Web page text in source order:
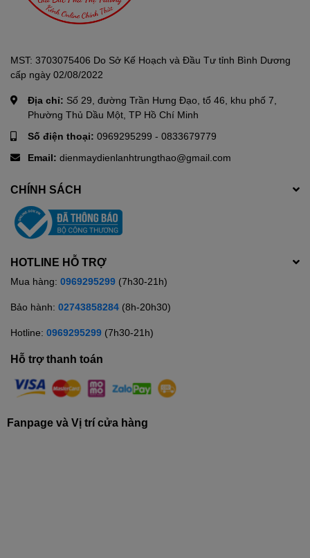
MST: 3703075406 Do Sở Kế Hoạch và Đầu Tư tỉnh Bình Dương
cấp ngày 02/08/2022
Địa chỉ: Số 29, đường Trần Hưng Đạo, tổ 46, khu phố 7,
Phường Thủ Dầu Một, TP Hồ Chí Minh
Số điện thoại: 0969295299 - 0833679779
Email: dienmaydienlanhtrungthao@gmail.com
CHÍNH SÁCH
HOTLINE HỖ TRỢ
Mua hàng: 0969295299 (7h30-21h)
Bảo hành: 02743858284 (8h-20h30)
Hotline: 0969295299 (7h30-21h)
Hỗ trợ thanh toán
Fanpage và Vị trí cửa hàng